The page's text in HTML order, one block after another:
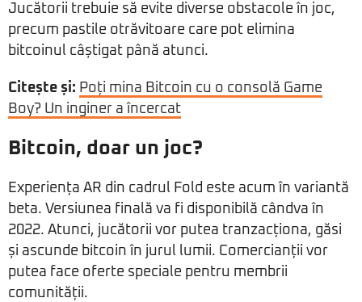
Jucătorii trebuie să evite diverse obstacole în joc,
precum pastile otrăvitoare care pot elimina
bitcoinul câștigat până atunci.
Citește și: Poți mina Bitcoin cu o consolă Game
Boy? Un inginer a încercat
Bitcoin, doar un joc?
Experiența AR din cadrul Fold este acum în variantă
beta. Versiunea finală va fi disponibilă cândva în
2022. Atunci, jucătorii vor putea tranzacționa, găsi
și ascunde bitcoin în jurul lumii. Comercianții vor
putea face oferte speciale pentru membrii
comunității.